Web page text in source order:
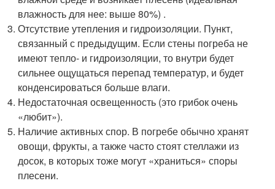
влажность для нее: выше 80%) .
Отсутствие утепления и гидроизоляции. Пункт,
связанный с предыдущим. Если стены погреба не
имеют тепло- и гидроизоляции, то внутри будет
сильнее ощущаться перепад температур, и будет
конденсироваться больше влаги.
Недостаточная освещенность (это грибок очень
«любит»).
Наличие активных спор. В погребе обычно хранят
овощи, фрукты, а также часто стоят стеллажи из
досок, в которых тоже могут «храниться» споры
плесени.